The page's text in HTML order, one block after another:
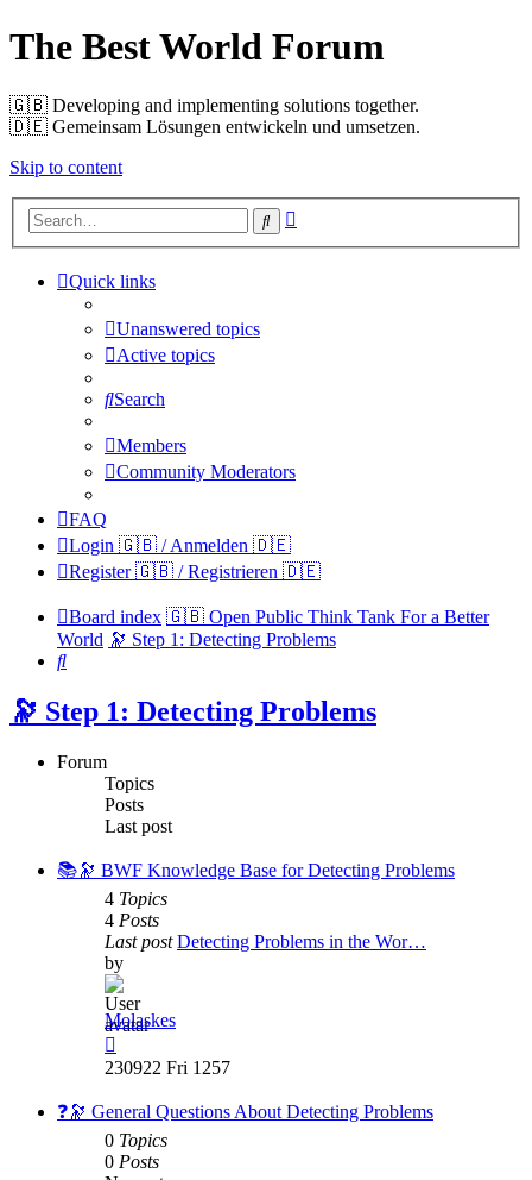
The Best World Forum
🇬🇧️ Developing and implementing solutions together.
🇩🇪️ Gemeinsam Lösungen entwickeln und umsetzen.
Skip to content
Search
Quick links
Unanswered topics
Active topics
Search
Members
Community Moderators
FAQ
Login 🇬🇧 / Anmelden 🇩🇪
Register 🇬🇧 / Registrieren 🇩🇪
Board index 🇬🇧 Open Public Think Tank For a Better
World 🔭 Step 1: Detecting Problems
Search
🔭 Step 1: Detecting Problems
Forum
Topics
Posts
Last post
📚🔭 BWF Knowledge Base for Detecting Problems
4 Topics
4 Posts
Last post Detecting Problems in the Wor…
by
Molaskes
the
post
230922 Fri 1257
❓🔭 General Questions About Detecting Problems
0 Topics
0 Posts